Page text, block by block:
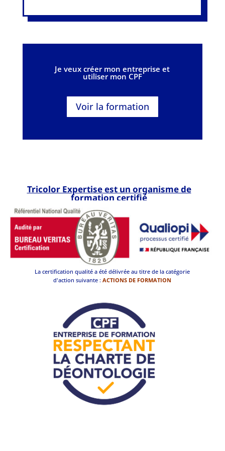
Je veux créer mon entreprise et
utiliser mon CPF
Voir la formation
Tricolor Expertise est un organisme de
formation certifié
La certification qualité a été délivrée au titre de la catégorie
d'action suivante : ACTIONS DE FORMATION